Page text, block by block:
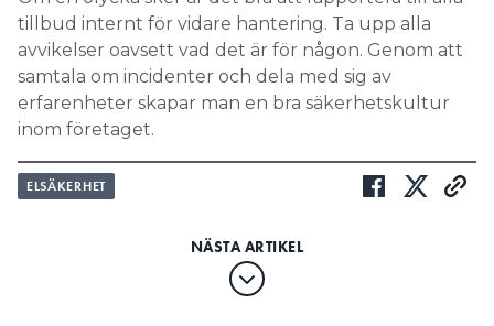
tillbud internt för vidare hantering. Ta upp alla
avvikelser oavsett vad det är för någon. Genom att
samtala om incidenter och dela med sig av
erfarenheter skapar man en bra säkerhetskultur
inom företaget.
ELSÄKERHET